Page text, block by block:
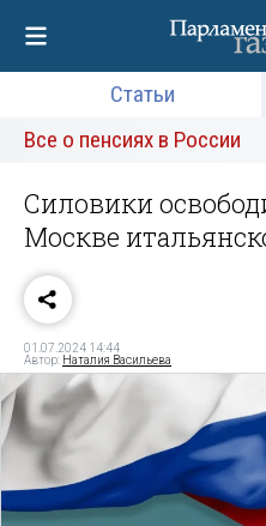
Статьи
Все о пенсиях в России
Силовики
Москве
01.07.2024 14:44
Автор: Наталия Васильева